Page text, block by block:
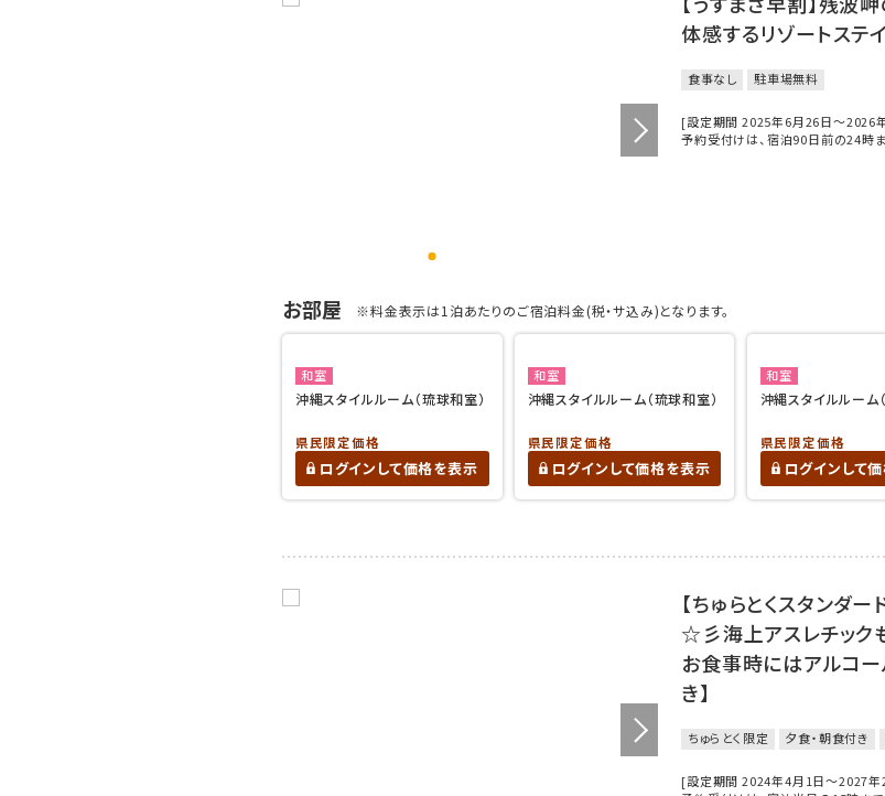
体感するリゾートステ
食事なし 駐車場無料
[設定期間 2025年6月26日～2026
予約受付けは、宿泊90日前の24時
お部屋 ※料金表示は1泊あたりのご宿泊料金(税・サ込み)となります。
和室
沖縄スタイルルーム（琉球和室）
県民限定価格
ログインして価格を表示
和室
沖縄スタイルルーム（琉球和室）
県民限定価格
ログインして価格を表示
和室
沖縄スタイルルーム
県民限定価格
ログインして
【ちゅらとくスタンダ
☆彡海上アスレチック
お食事時にはアルコ
き】
ちゅらとく限定 夕食・朝食付き
[設定期間 2024年4月1日～2027